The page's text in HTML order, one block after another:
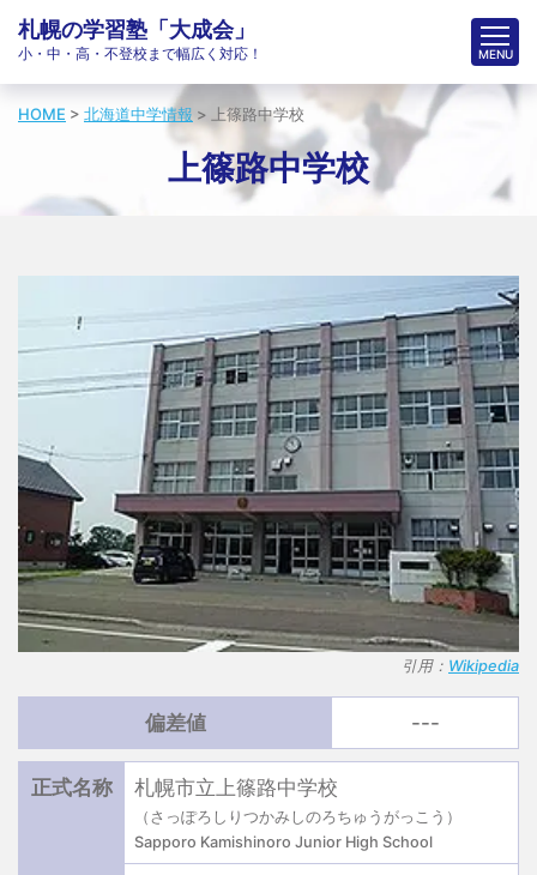
札幌の学習塾「大成会」
小・中・高・不登校まで幅広く対応！
HOME > 北海道中学情報 > 上篠路中学校
上篠路中学校
引用： Wikipedia
偏差値 ---
正式名称 札幌市立上篠路中学校
（さっぽろしりつかみしのろちゅうがっこう）
Sapporo Kamishinoro Junior High School